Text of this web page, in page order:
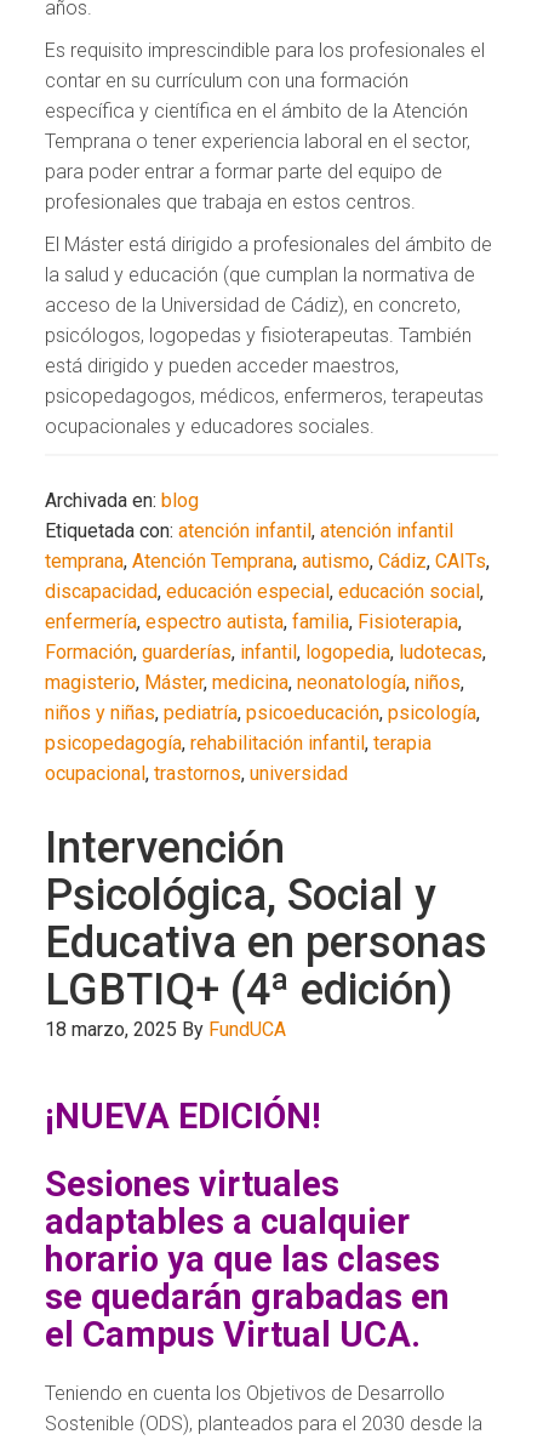
años.
Es requisito imprescindible para los profesionales el
contar en su currículum con una formación
específica y científica en el ámbito de la Atención
Temprana o tener experiencia laboral en el sector,
para poder entrar a formar parte del equipo de
profesionales que trabaja en estos centros.
El Máster está dirigido a profesionales del ámbito de
la salud y educación (que cumplan la normativa de
acceso de la Universidad de Cádiz), en concreto,
psicólogos, logopedas y fisioterapeutas. También
está dirigido y pueden acceder maestros,
psicopedagogos, médicos, enfermeros, terapeutas
ocupacionales y educadores sociales.
Archivada en:blog
Etiquetada con:atención infantil,atención infantil
temprana,Atención Temprana,autismo,Cádiz,CAITs,
discapacidad,educación especial,educación social,
enfermería,espectro autista,familia, Fisioterapia,
Formación,guarderías, infantil, logopedia, ludotecas,
magisterio, Máster,medicina,neonatología,niños,
niños y niñas,pediatría,psicoeducación,psicología,
psicopedagogía,rehabilitación infantil,terapia
ocupacional,trastornos,universidad
Intervención
Psicológica, Social y
Educativa en personas
LGBTIQ+ (4ª edición)
18 marzo, 2025 By FundUCA
¡NUEVA EDICIÓN!
Sesiones virtuales
adaptables a cualquier
horario ya que las clases
se quedarán grabadas en
el Campus Virtual UCA.
Teniendo en cuenta los Objetivos de Desarrollo
Sostenible (ODS), planteados para el 2030 desde la